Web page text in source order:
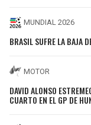
MUNDIAL 2026
BRASIL SUFRE LA BAJA
MOTOR
DAVID ALONSO
CUARTO EN EL GP DE